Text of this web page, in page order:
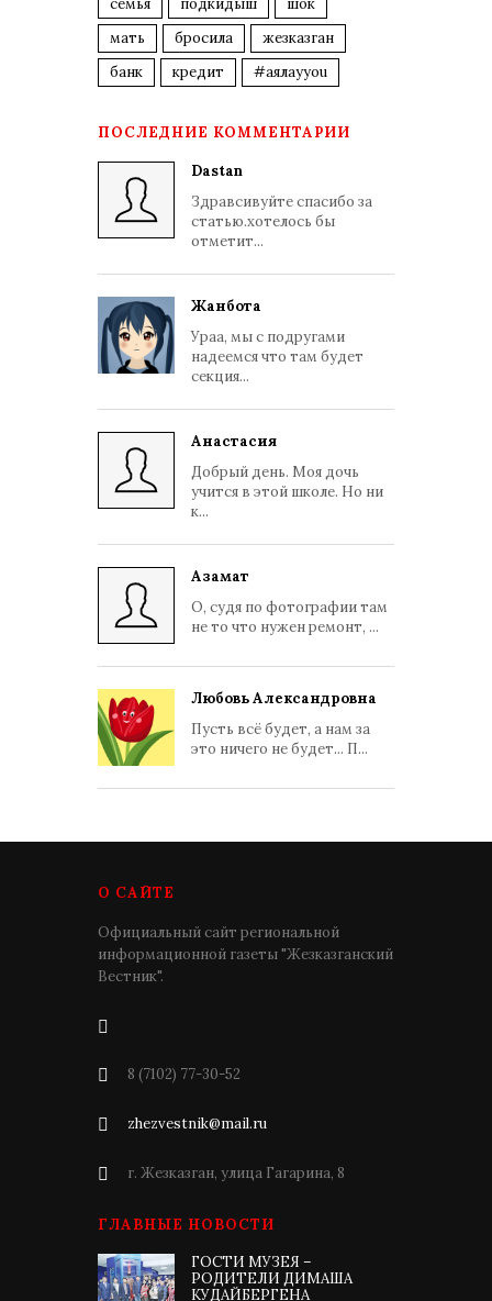
семья подкидыш
шок
мать
бросила
жезказган
банк
кредит #аялауyou
ПОСЛЕДНИЕ КОММЕНТАРИИ
Dastan
Здравсивуйте спасибо за
статью.хотелось бы
отметит...
Жанбота
Ураа, мы с подругами
надеемся что там будет
секция...
Анастасия
Добрый день. Моя дочь
учится в этой школе. Но ни
к...
Азамат
О, судя по фотографии там
не то что нужен ремонт, ...
Любовь Александровна
Пусть всё будет, а нам за
это ничего не будет... П...
О САЙТЕ
Официальный сайт региональной
информационной газеты "Жезказганский
Вестник".
8 (7102) 77-30-52
zhezvestnik@mail.ru
г. Жезказган, улица Гагарина, 8
ГЛАВНЫЕ НОВОСТИ
ГОСТИ МУЗЕЯ –
РОДИТЕЛИ ДИМАША
КУДАЙБЕРГЕНА